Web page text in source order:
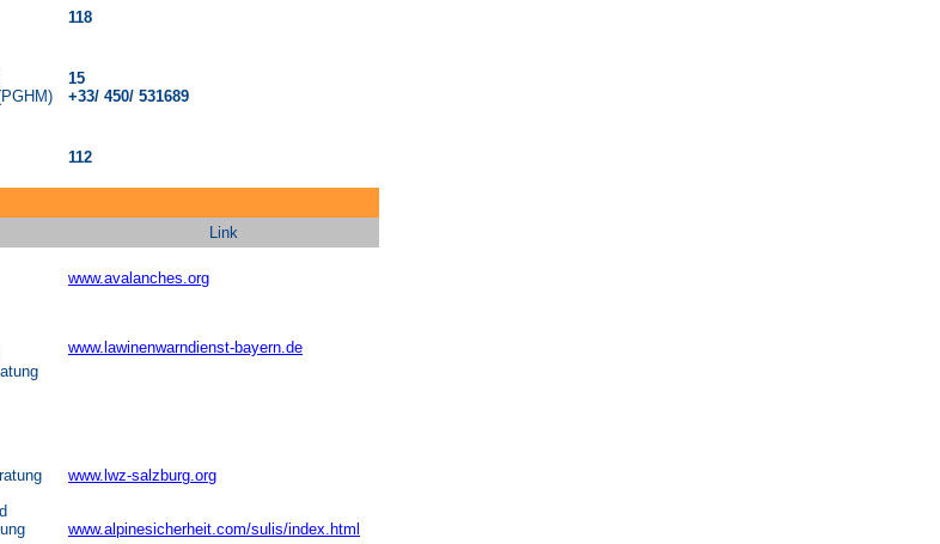
118
15
+33/ 450/ 531689
112
Link
www.avalanches.org
www.lawinenwarndienst-bayern.de
www.lwz-salzburg.org
www.alpinesicherheit.com/sulis/index.html